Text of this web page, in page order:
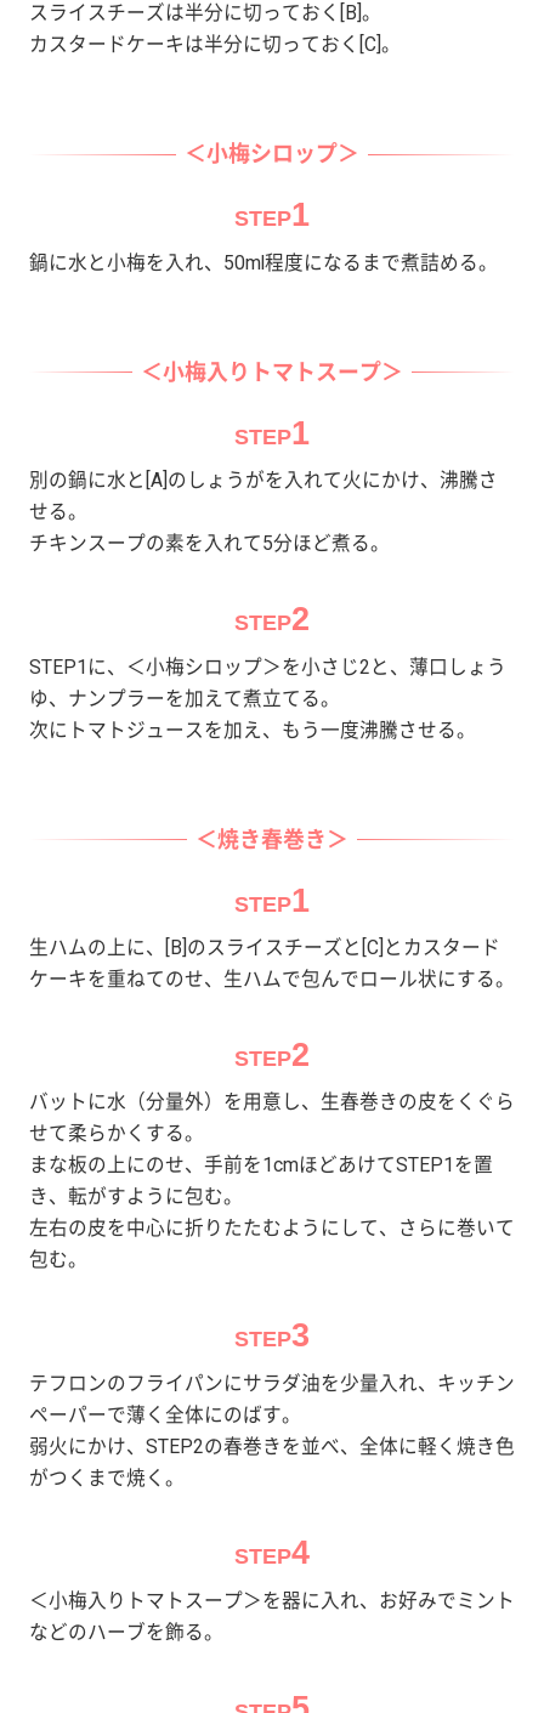
スライスチーズは半分に切っておく[B]。
カスタードケーキは半分に切っておく[C]。
＜小梅シロップ＞
STEP1
鍋に水と小梅を入れ、50ml程度になるまで煮詰める。
＜小梅入りトマトスープ＞
STEP1
別の鍋に水と[A]のしょうがを入れて火にかけ、沸騰さ
せる。
チキンスープの素を入れて5分ほど煮る。
STEP2
STEP1に、＜小梅シロップ＞を小さじ2と、薄口しょう
ゆ、ナンプラーを加えて煮立てる。
次にトマトジュースを加え、もう一度沸騰させる。
＜焼き春巻き＞
STEP1
生ハムの上に、[B]のスライスチーズと[C]とカスタード
ケーキを重ねてのせ、生ハムで包んでロール状にする。
STEP2
バットに水（分量外）を用意し、生春巻きの皮をくぐら
せて柔らかくする。
まな板の上にのせ、手前を1cmほどあけてSTEP1を置
き、転がすように包む。
左右の皮を中心に折りたたむようにして、さらに巻いて
包む。
STEP3
テフロンのフライパンにサラダ油を少量入れ、キッチン
ペーパーで薄く全体にのばす。
弱火にかけ、STEP2の春巻きを並べ、全体に軽く焼き色
がつくまで焼く。
STEP4
＜小梅入りトマトスープ＞を器に入れ、お好みでミント
などのハーブを飾る。